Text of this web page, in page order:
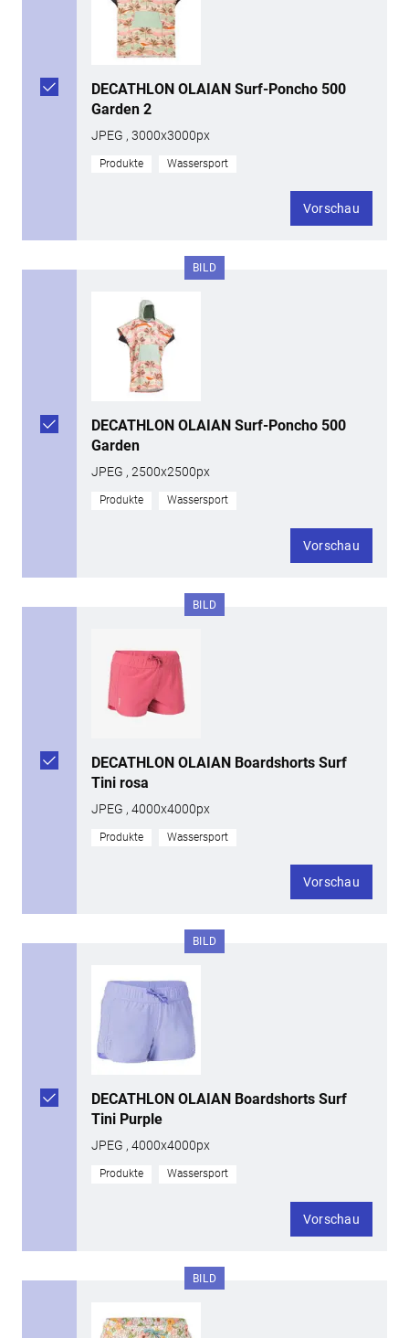
DECATHLON OLAIAN Surf-Poncho 500
Garden 2
JPEG , 3000x3000px
Produkte Wassersport
Vorschau
BILD
DECATHLON OLAIAN Surf-Poncho 500
Garden
JPEG , 2500x2500px
Produkte Wassersport
Vorschau
BILD
DECATHLON OLAIAN Boardshorts Surf
Tini rosa
JPEG , 4000x4000px
Produkte Wassersport
Vorschau
BILD
DECATHLON OLAIAN Boardshorts Surf
Tini Purple
JPEG , 4000x4000px
Produkte Wassersport
Vorschau
BILD